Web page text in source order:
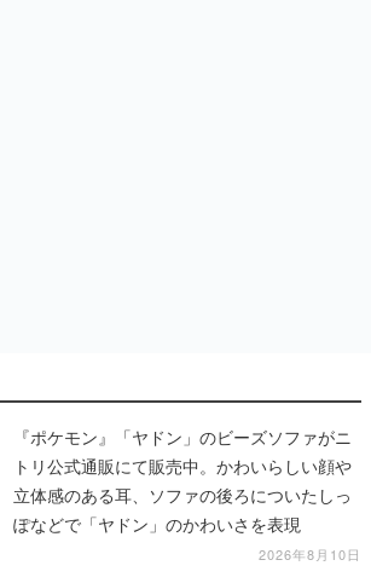
立体感のある耳、ソファの後ろについたしっ
ぽなどで「ヤドン」のかわいさを表現
2026年8月10日
“本物の犬”が主役のゲーム『ゴールデンレト
リバーと過ごす日々』が最高すぎる。開発者